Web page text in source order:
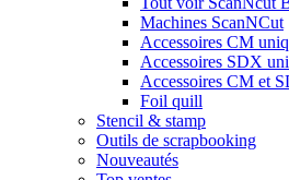
Machines ScanNCut
Accessoires CM
Accessoires SDX
Accessoires CM et
Foil quill
Stencil & stamp
Outils de scrapbooking
Nouveautés